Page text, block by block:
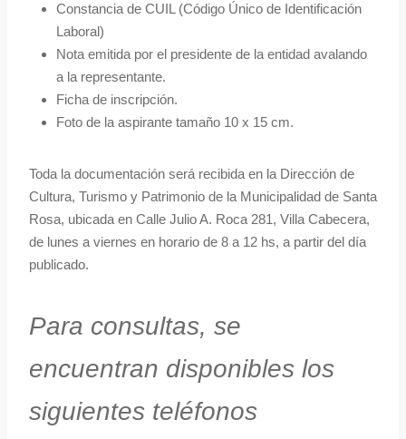
Constancia de CUIL (Código Único de Identificación
Laboral)
Nota emitida por el presidente de la entidad avalando
a la representante.
Ficha de inscripción.
Foto de la aspirante tamaño 10 x 15 cm.
Toda la documentación será recibida en la Dirección de
Cultura, Turismo y Patrimonio de la Municipalidad de Santa
Rosa, ubicada en Calle Julio A. Roca 281, Villa Cabecera,
de lunes a viernes en horario de 8 a 12 hs, a partir del día
publicado.
Para consultas, se
encuentran disponibles los
siguientes teléfonos